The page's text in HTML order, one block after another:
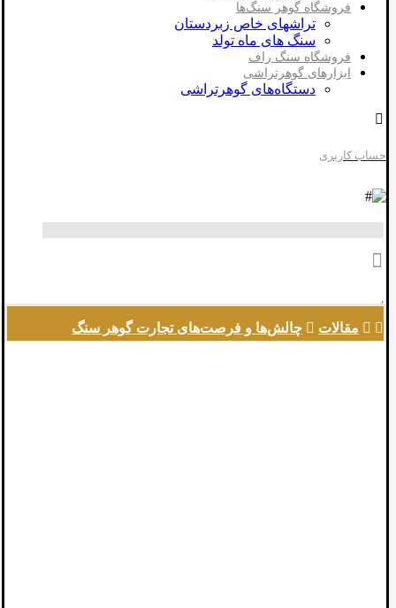
فروشگاه گوهر سنگ‌ها
تراشهای خاص زبردستان
سنگ های ماه تولد
فروشگاه سنگ راف
ابزارهای گوهرتراشی
دستگاه‌های گوهرتراشی
حساب کاربری
مقالات چالش‌ها و فرصت‌های تجارت گوهر سنگ